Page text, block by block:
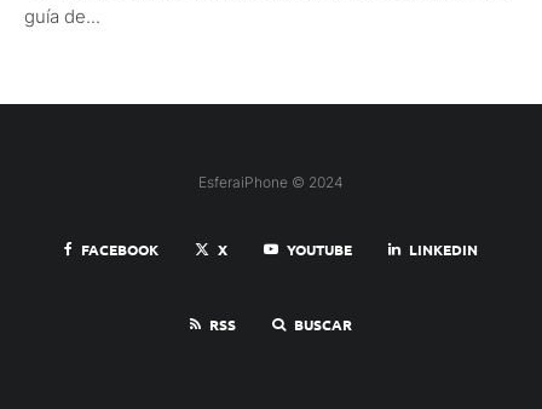
guía de...
EsferaiPhone © 2024
FACEBOOK X YOUTUBE LINKEDIN
RSS BUSCAR